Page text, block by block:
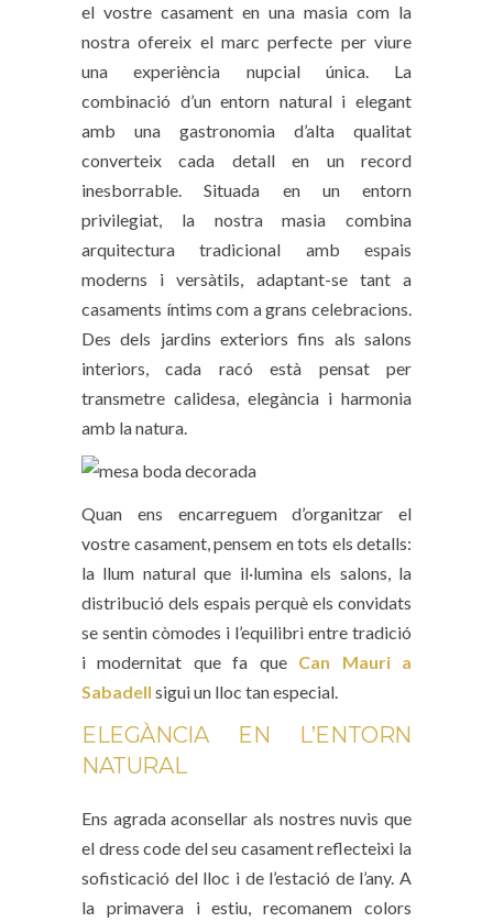
el vostre casament en una masia com la
nostra ofereix el marc perfecte per viure
una experiència nupcial única. La
combinació d’un entorn natural i elegant
amb una gastronomia d’alta qualitat
converteix cada detall en un record
inesborrable. Situada en un entorn
privilegiat, la nostra masia combina
arquitectura tradicional amb espais
moderns i versàtils, adaptant-se tant a
casaments íntims com a grans celebracions.
Des dels jardins exteriors fins als salons
interiors, cada racó està pensat per
transmetre calidesa, elegància i harmonia
amb la natura.
Quan ens encarreguem d’organitzar el
vostre casament, pensem en tots els detalls:
la llum natural que il·lumina els salons, la
distribució dels espais perquè els convidats
se sentin còmodes i l’equilibri entre tradició
i modernitat que fa que Can Mauri a
Sabadell sigui un lloc tan especial.
ELEGÀNCIA EN L’ENTORN
NATURAL
Ens agrada aconsellar als nostres nuvis que
el dress code del seu casament reflecteixi la
sofisticació del lloc i de l’estació de l’any. A
la primavera i estiu, recomanem colors